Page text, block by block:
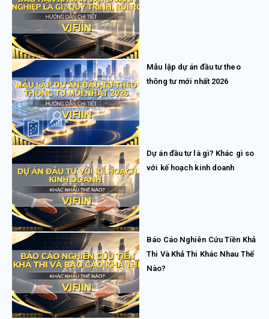
Mẫu lập dự án đầu tư theo
thông tư mới nhất 2026
Dự án đầu tư là gì? Khác gì so
với kế hoạch kinh doanh
Báo Cáo Nghiên Cứu Tiền Khả
Thi Và Khả Thi Khác Nhau Thế
Nào?